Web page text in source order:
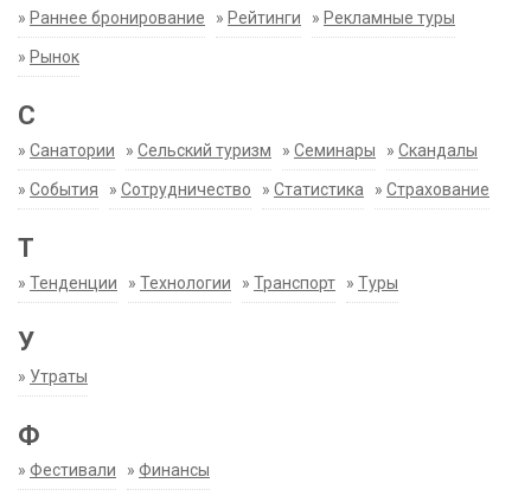
» Раннее бронирование » Рейтинги » Рекламные туры
» Рынок
С
» Санатории » Сельский туризм » Семинары » Скандалы
» События » Сотрудничество » Статистика » Страхование
Т
» Тенденции » Технологии » Транспорт » Туры
У
» Утраты
Ф
» Фестивали » Финансы